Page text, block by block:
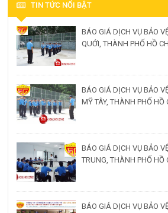
TIN TỨC NỔI BẬT
BÁO GIÁ DỊCH VỤ BẢO
QUỚI, THÀNH PHỐ HỒ
BÁO GIÁ DỊCH VỤ BẢO
MỸ TÂY, THÀNH PHỐ HỒ
BÁO GIÁ DỊCH VỤ BẢO
TRUNG, THÀNH PHỐ HỒ
BÁO GIÁ DỊCH VỤ BẢO